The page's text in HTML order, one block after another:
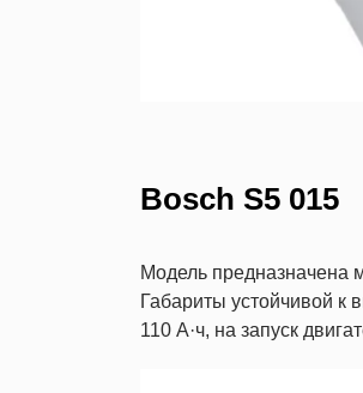
Bosch S5 015
Модель предназначена
Габариты устойчивой к
110 А·ч, на запуск